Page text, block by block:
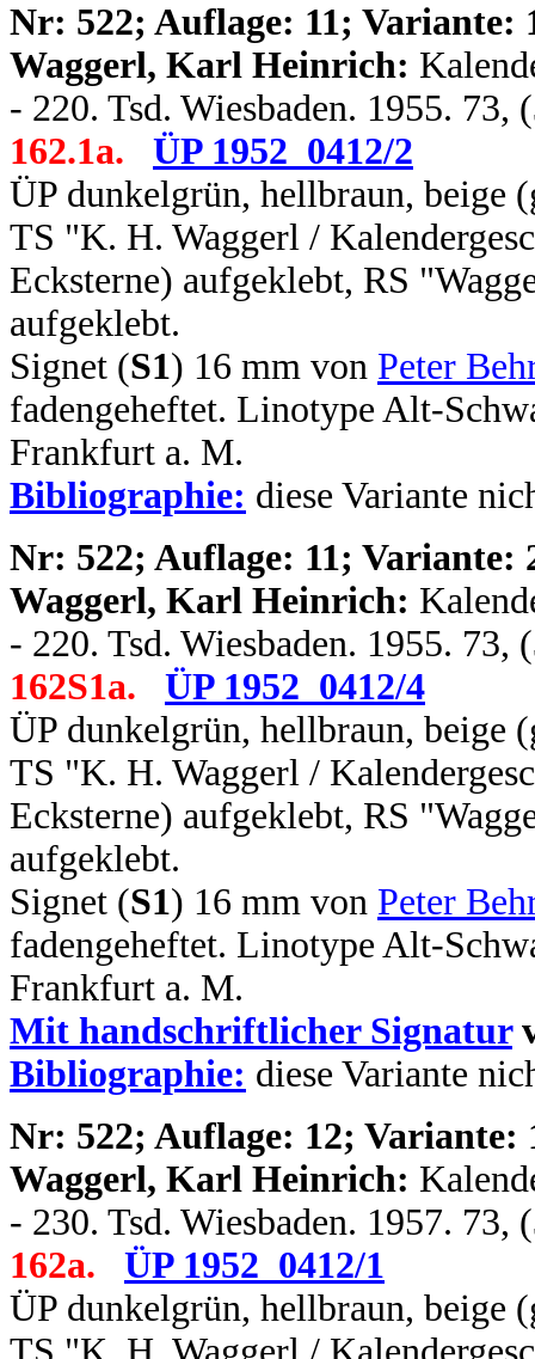
Nr: 522; Auflage: 11; Variante:
Waggerl, Karl Heinrich:
- 220. Tsd. Wiesbaden. 1955.
162.1a.
ÜP 1952_0412/2
ÜP dunkelgrün, hellbraun, beige
TS "K. H. Waggerl /
Ecksterne) aufgeklebt, RS
aufgeklebt.
Signet (S1) 16 mm von Peter
fadengeheftet. Linotype Alt-
Frankfurt a. M.
Bibliographie: diese Variante
Nr: 522; Auflage: 11; Variante:
Waggerl, Karl Heinrich:
- 220. Tsd. Wiesbaden. 1955.
162S1a.
ÜP 1952_0412/4
ÜP dunkelgrün, hellbraun, beige
TS "K. H. Waggerl /
Ecksterne) aufgeklebt, RS
aufgeklebt.
Signet (S1) 16 mm von Peter
fadengeheftet. Linotype Alt-
Frankfurt a. M.
Mit handschriftlicher Signatur
Bibliographie: diese Variante
Nr: 522; Auflage: 12; Variante:
Waggerl, Karl Heinrich:
- 230. Tsd. Wiesbaden. 1957.
162a.
ÜP 1952_0412/1
ÜP dunkelgrün, hellbraun, beige